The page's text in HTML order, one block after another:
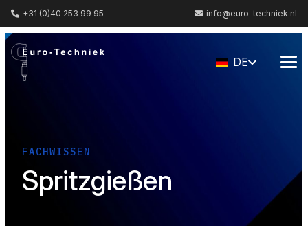
+31 (0)40 253 99 95 info@euro-techniek.nl
DE
FACHWISSEN
Spritzgießen